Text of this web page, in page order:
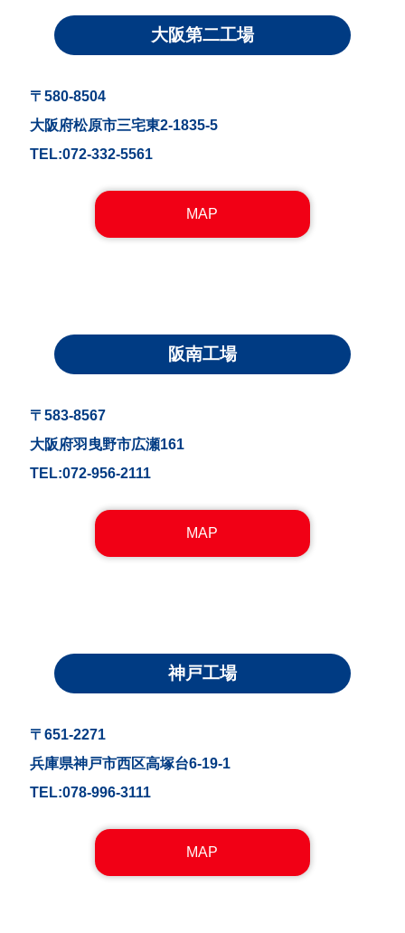
大阪第二工場
〒580-8504
大阪府松原市三宅東2-1835-5
TEL:072-332-5561
MAP
阪南工場
〒583-8567
大阪府羽曳野市広瀬161
TEL:072-956-2111
MAP
神戸工場
〒651-2271
兵庫県神戸市西区高塚台6-19-1
TEL:078-996-3111
MAP